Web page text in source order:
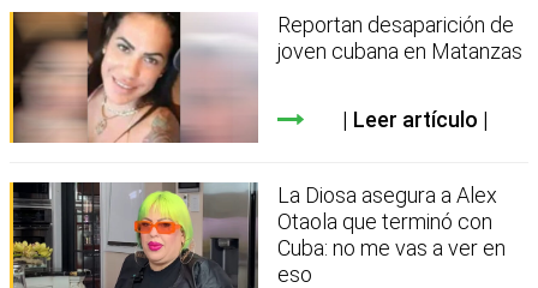
Reportan desaparición de
joven cubana en Matanzas
Leer artículo
La Diosa asegura a Alex
Otaola que terminó con
Cuba: no me vas a ver en
eso